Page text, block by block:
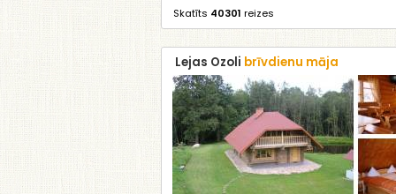
Skatīts 40301 reizes
Lejas Ozoli brīvdienu māja